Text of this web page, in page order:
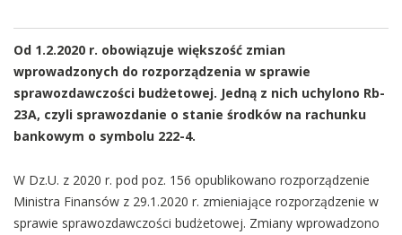
Od 1.2.2020 r. obowiązuje większość zmian
wprowadzonych do rozporządzenia w sprawie
sprawozdawczości budżetowej. Jedną z nich uchylono Rb-
23A, czyli sprawozdanie o stanie środków na rachunku
bankowym o symbolu 222-4.
W Dz.U. z 2020 r. pod poz. 156 opublikowano rozporządzenie
Ministra Finansów z 29.1.2020 r. zmieniające rozporządzenie w
sprawie sprawozdawczości budżetowej. Zmiany wprowadzono